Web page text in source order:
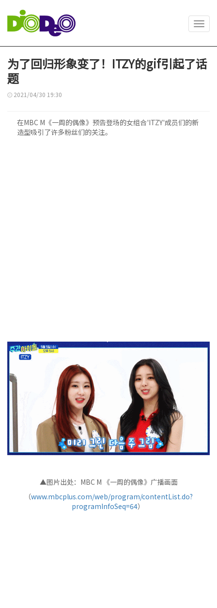
为了回归形象变了！ITZY的gif引起了话
题
2021/04/30 19:30
在MBC M《一周的偶像》预告登场的女组合'ITZY'成员们的新
造型吸引了许多粉丝们的关注。
▲图片出处：MBC M 《一周的偶像》广播画面
（www.mbcplus.com/web/program/contentList.do?
programInfoSeq=64）